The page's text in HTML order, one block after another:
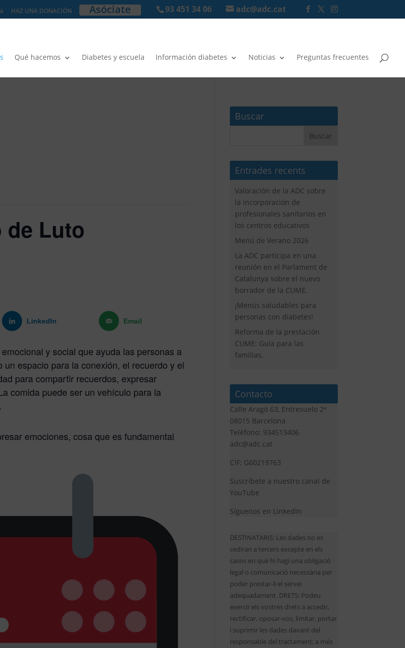
93 451 34 06 adc@adc.cat
HAZ UNA DONACIÓN Asóciate
Qué hacemos Diabetes y escuela Información diabetes Noticias Preguntas frecuentes
de Luto
LinkedIn Email
y social que ayuda las personas a
espacio para la conexión, el recuerdo y el
para compartir recuerdos, expresar
comida puede ser un vehículo para la
emociones, cosa que es fundamental
Buscar
Entrades recents
Valoración de la ADC sobre
la incorporación de
profesionales sanitarios en
los centros educativos
Menú de Verano 2026
La ADC participa en una
reunión en el Parlament de
Catalunya sobre el nuevo
borrador de la CUME.
¡Menús saludables para
personas con diabetes!
Reforma de la prestación
CUME: Guía para las
familias.
Contacto
Calle Aragó 63, Entresuelo 2ª
08015 Barcelona
Teléfono: 934513406
adc@adc.cat
CIF: G60219763
Suscríbete a nuestro canal de
YouTube
Síguenos en LinkedIn
DESTINATARIS: Les dades no es
cediran a tercers excepte en els
casos en què hi hagi una obligació
legal o comunicació necessària per
poder prestar-li el servei
adequadament. DRETS: Podeu
exercir els vostres drets a accedir,
rectificar, oposar-vos, limitar, portar
i suprimir les dades davant del
responsable del tractament; a més